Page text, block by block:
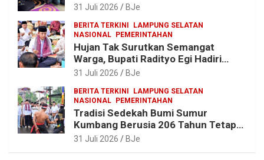
31 Juli 2026 BJe
BERITA TERKINI
LAMPUNG SELATAN
NASIONAL
PEMERINTAHAN
Hujan Tak Surutkan Semangat
Warga, Bupati Radityo Egi Hadiri
Tradisi Sedekah Bumi 206 Tahun di
31 Juli 2026 BJe
BERITA TERKINI
LAMPUNG SELATAN
NASIONAL
PEMERINTAHAN
Tradisi Sedekah Bumi Sumur
Kumbang Berusia 206 Tahun Tetap
Lestari, Bupati Egi Ajak Generasi
31 Juli 2026 BJe